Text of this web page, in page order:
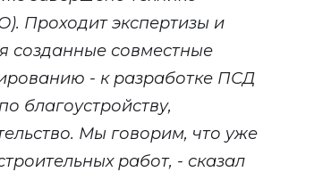
Проходит экспертизы и
созданные совместные
- к разработке ПСД
благоустройству,
Мы говорим, что уже
работ, - сказал